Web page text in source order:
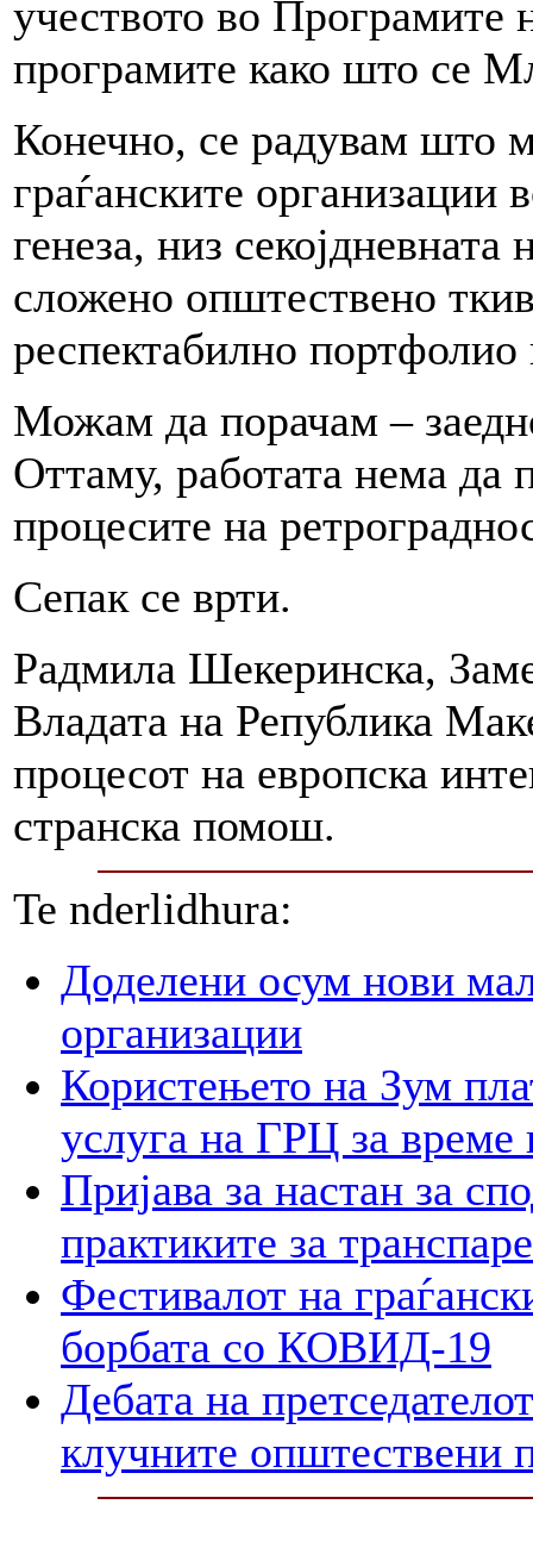
учеството во Програмите
програмите како што се
Конечно, се радувам што
граѓанските организации
генеза, низ
сложено општествено
респектабилно
Можам да порачам –
Оттаму, работата нема да
процесите на
Сепак се врти.
Радмила Шекеринска,
Владата на Република
процесот на европска
странска помош.
Te nderlidhura:
Доделени осум нови
организации
Користењето на Зум
услуга на ГРЦ за време
Пријава за настан за
практиките за
Фестивалот на
борбата со КОВИД-19
Дебата на
клучните општествени